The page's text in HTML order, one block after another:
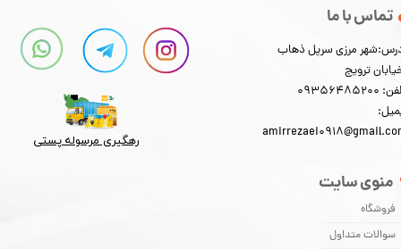
منوی سایت
فروشگاه
سوالات متداول
تماس با ما
مرزی سرپل ذهاب
ترویج
رهگیری مرسوله پستی​​​​​​​